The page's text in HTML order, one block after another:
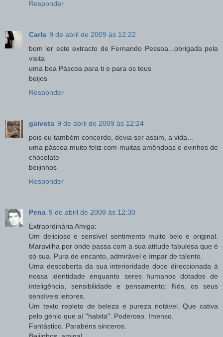
Responder
Carla 9 de abril de 2009 às 12:22
bom ler este extracto de Fernando Pessoa...obrigada pela
visita
uma boa Páscoa para ti e para os teus
beijos
Responder
gaivota 9 de abril de 2009 às 12:24
pois eu também concordo, devia ser assim, a vida...
uma páscoa muito feliz com muitas amêndoas e ovinhos de
chocolate
beijinhos
Responder
Pena 9 de abril de 2009 às 12:30
Extraordinária Amiga:
Um delicioso e sensível sentimento muito belo e original.
Maravilha por onde passa com a sua atitude fabulosa que é
só sua. Pura de encanto, admirável e ímpar de talento.
Uma descoberta da sua interioridade doce direccionada à
nossa identidade enquanto seres humanos dotados de
inteligência, sensibilidade e pensamento: Nós, os seus
sensíveis leitores.
Um texto repleto de beleza e pureza notável. Que cativa
pelo génio que aí "habita". Poderoso. Imenso.
Fantástico. Parabéns sinceros.